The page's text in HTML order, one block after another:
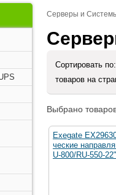
Серверы и
Сортировать
товаров на
Выбрано
Exegate
ческие
U-800/RU-550-